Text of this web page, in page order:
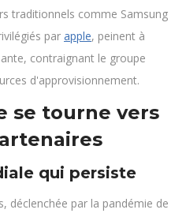
traditionnels comme Samsung
par apple, peinent à
contraignant le groupe
d'approvisionnement.
se tourne vers
qui persiste
déclenchée par la pandémie de